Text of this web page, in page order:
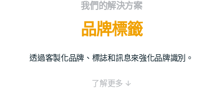
我們的解決方案
品牌標籤
透過客製化品牌、標誌和訊息來強化品牌識別。
了解更多 ↓